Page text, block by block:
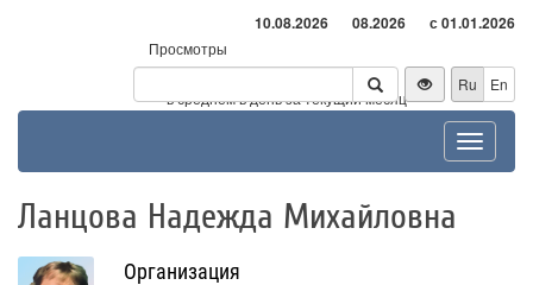
10.08.2026 08.2026 с 01.01.2026
Просмотры
Посетители
* - в среднем в день за текущий месяц
Ru En
Toggle
Ланцова Надежда Михайловна
Организация